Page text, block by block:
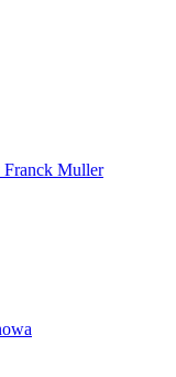
Franck Muller